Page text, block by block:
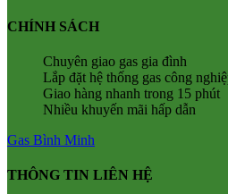
CHÍNH SÁCH
Chuyên giao gas gia đình
Lắp đặt hệ thống gas công
Giao hàng nhanh trong 15 phút
Nhiều khuyến mãi hấp dẫn
Gas Bình Minh
THÔNG TIN LIÊN HỆ